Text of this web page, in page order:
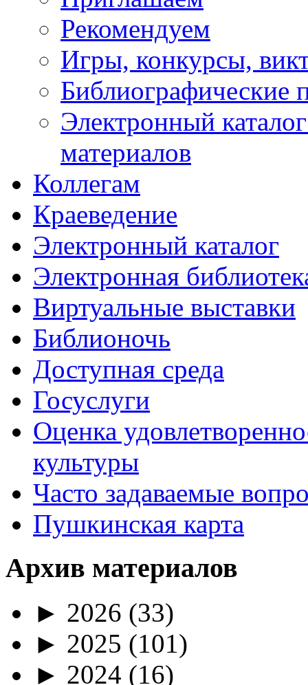
Рекомендуем
Игры, конкурсы,
Библиографические
Электронный
материалов
Коллегам
Краеведение
Электронный каталог
Электронная
Виртуальные выставки
Библионочь
Доступная среда
Госуслуги
Оценка
культуры
Часто задаваемые
Пушкинская карта
Архив материалов
► 2026 (33)
► 2025 (101)
► 2024 (16)